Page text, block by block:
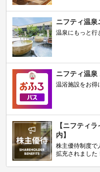
ニフティ温泉
温泉にもっと行
ニフティ温泉
温浴施設をお得
【ニフティ
内】
株主優待制度で
拡充されました